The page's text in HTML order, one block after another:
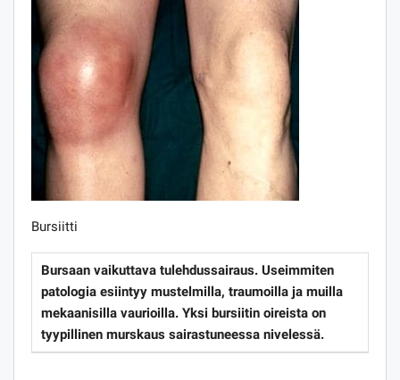
Bursiitti
Bursaan vaikuttava tulehdussairaus. Useimmiten
patologia esiintyy mustelmilla, traumoilla ja muilla
mekaanisilla vaurioilla. Yksi bursiitin oireista on
tyypillinen murskaus sairastuneessa nivelessä.